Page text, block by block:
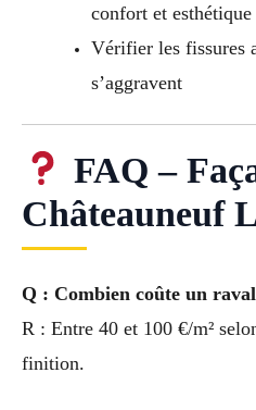
confort et esthétique
Vérifier les fissures
s’aggravent
FAQ –
Châteauneuf
Q : Combien coûte un
R : Entre 40 et 100 €/m²
finition.